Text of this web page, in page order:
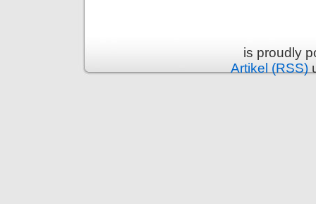
is proudly
Artikel (RSS)